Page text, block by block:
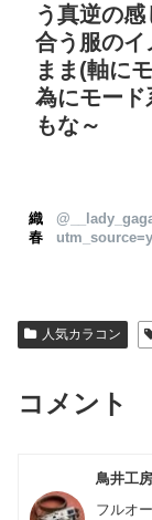
う真逆の
合う服のイ
まま(軸に
為にモード
もな～
織
春
人気カラコン
コメント
鳥井工房
フルオ